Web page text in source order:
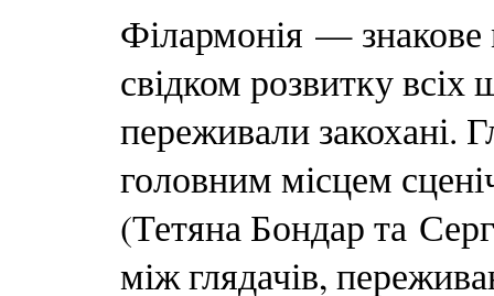
Філармонія — знакове
свідком розвитку всіх
переживали закохані.
головним місцем
(Тетяна Бондар та
між глядачів,